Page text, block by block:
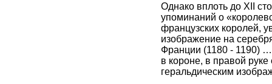
Однако вплоть до XII
упоминаний о
французских королей,
изображение на
Франции (1180 - 1190)
в короне, в правой руке
геральдическим